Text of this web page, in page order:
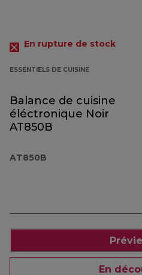
En rupture de stock
ESSENTIELS DE CUISINE
Balance de cuisine
éléctronique Noir
AT850B
AT850B
En